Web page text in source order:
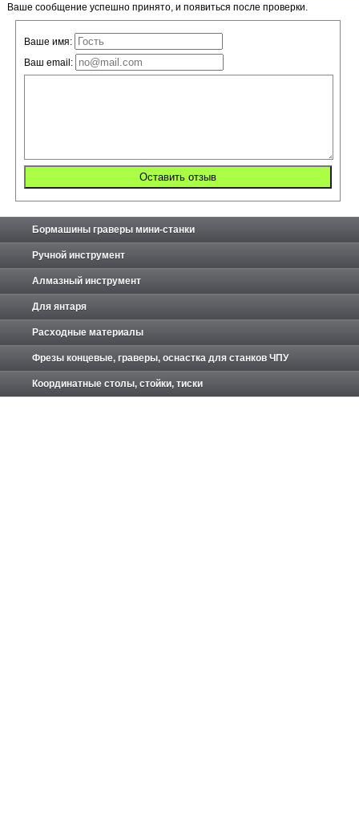
Ваше сообщение успешно принято, и появиться после проверки.
Ваше имя:
Ваш email:
Бормашины граверы мини-станки
Ручной инструмент
Алмазный инструмент
Для янтаря
Расходные материалы
Фрезы концевые, граверы, оснастка для станков ЧПУ
Координатные столы, стойки, тиски